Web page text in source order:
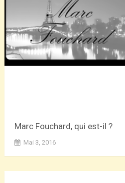
Marc Fouchard, qui est-il ?
Mai 3, 2016